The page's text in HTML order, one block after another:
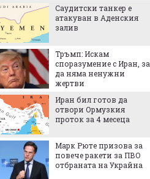
Саудитски танкер е
атакуван в Аденския
залив
Тръмп: Искам
споразумение с Иран, за
да няма ненужни
жертви
Иран бил готов да
отвори Ормузкия
проток за 4 месеца
Марк Рюте призова за
повече ракети за ПВО
отбраната на Украйна